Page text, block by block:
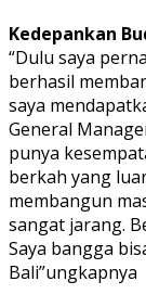
Kedepankan
“Dulu saya
berhasil
saya
General
punya
berkah yang
membangun
sangat jarang.
Saya bangga
Bali”ungkapnya